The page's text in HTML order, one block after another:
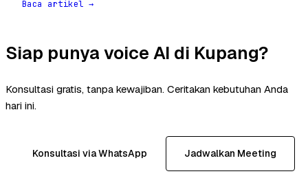
Baca artikel →
Siap punya voice AI di Kupang?
Konsultasi gratis, tanpa kewajiban. Ceritakan kebutuhan Anda
hari ini.
Konsultasi via WhatsApp Jadwalkan Meeting